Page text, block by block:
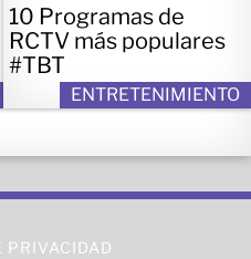
10 Programas de
RCTV más populares
#TBT
ENTRETENIMIENTO
PRIVACIDAD